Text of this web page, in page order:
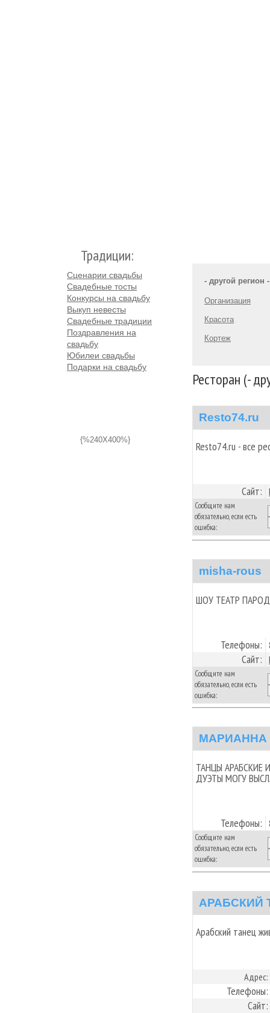
Традиции:
Сценарии свадьбы
Свадебные тосты
Конкурсы на свадьбу
Выкуп невесты
Свадебные традиции
Поздравления на
свадьбу
Юбилеи свадьбы
Подарки на свадьбу
{%240X400%}
- другой регион -
Организация
Красота
Кортеж
Ресторан (-
Resto74.ru
Resto74.ru - все
Сайт:
Сообщите нам
обязательно, если есть
ошибка:
misha-rous
ШОУ ТЕАТР
Телефоны:
Сайт:
Сообщите нам
обязательно, если есть
ошибка:
МАРИАННА
ТАНЦЫ АРАБСКИЕ
ДУЭТЫ МОГУ
Телефоны:
Сообщите нам
обязательно, если есть
ошибка:
АРАБСКИЙ
Арабский танец
Адрес:
Телефоны:
Сайт: